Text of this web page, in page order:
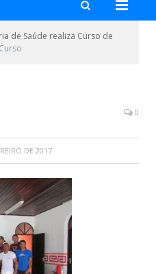
de Saúde realiza Curso de
Curso
0
DE 2017